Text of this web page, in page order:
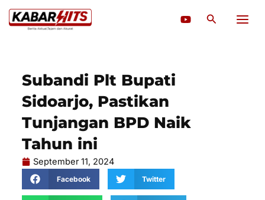
Lewati
ke
Cari
Subandi Plt Bupati
Sidoarjo, Pastikan
Tunjangan BPD Naik
Tahun ini
September 11, 2024
Facebook Twitter